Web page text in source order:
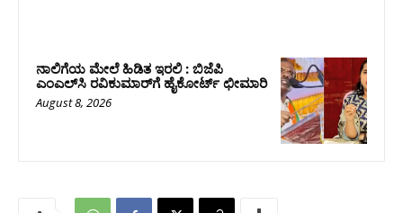
ನಾಲಿಗೆಯ ಮೇಲೆ ಹಿಡಿತ ಇರಲಿ : ಬಿಜೆಪಿ
ಎಂಎಲ್‌ಸಿ ರವಿಕುಮಾರ್‌ಗೆ ಹೈಕೋರ್ಟ್ ಛೀಮಾರಿ
August 8, 2026